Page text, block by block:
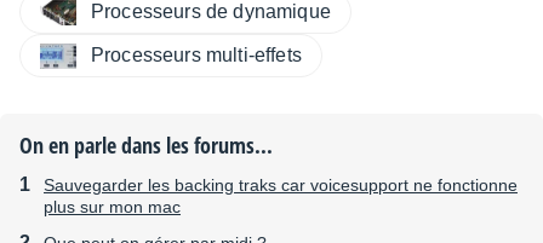
Preset
Acoustic Mode
Quickly set the entire VL3 box for acoustic guitar use
Processeurs de dynamique
Processeurs multi-effets
On en parle dans les forums...
Sauvegarder les backing traks car voicesupport ne fonctionne
plus sur mon mac